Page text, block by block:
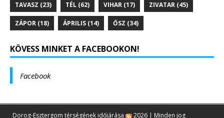
TAVASZ (23) TÉL (62) VIHAR (17) ZIVATAR (45)
ZÁPOR (18) ÁPRILIS (14) ŐSZ (34)
KÖVESS MINKET A FACEBOOKON!
Facebook
Dorog-Esztergom térségének időjárása 2026 | Minden jog